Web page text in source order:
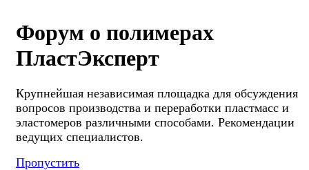
Форум о полимерах
ПластЭксперт
Крупнейшая независимая площадка для обсуждения
вопросов производства и переработки пластмасс и
эластомеров различными способами. Рекомендации
ведущих специалистов.
Пропустить